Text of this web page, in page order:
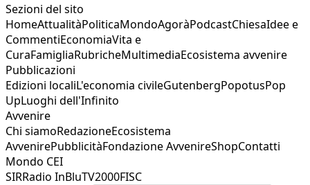
Sezioni del sito
HomeAttualitàPoliticaMondoAgoràPodcastChiesaIdee e
CommentiEconomiaVita e
CuraFamigliaRubricheMultimediaEcosistema avvenire
Pubblicazioni
Edizioni localiL'economia civileGutenbergPopotusPop
UpLuoghi dell'Infinito
Avvenire
Chi siamoRedazioneEcosistema
AvvenirePubblicitàFondazione AvvenireShopContatti
Mondo CEI
SIRRadio InBluTV2000FISC